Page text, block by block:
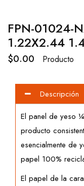
FPN-01024-
1.22X2.44
$0.00 Producto
Descripción
El panel de yeso ¼
producto
esencialmente de
papel 100%
El papel de la